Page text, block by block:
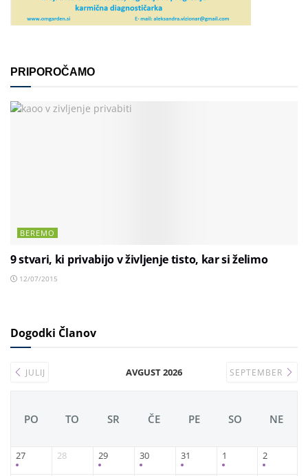
PRIPOROČAMO
BEREMO
9 stvari, ki privabijo v življenje tisto, kar si želimo
12/07/2015
Dogodki Članov
JULIJ AVGUST 2026 SEPTEMBER
PO TO SR ČE PE SO NE
27 28 29 30 31 1 2